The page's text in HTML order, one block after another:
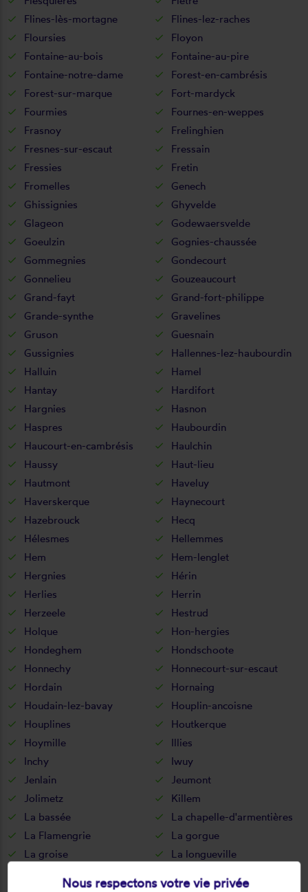
Flines-lès-mortagne
Flines-lez-raches
Floursies
Floyon
Fontaine-au-bois
Fontaine-au-pire
Fontaine-notre-dame
Forest-en-cambrésis
Forest-sur-marque
Fort-mardyck
Fourmies
Fournes-en-weppes
Frasnoy
Frelinghien
Fresnes-sur-escaut
Fressain
Fressies
Fretin
Fromelles
Genech
Ghissignies
Ghyvelde
Glageon
Godewaersvelde
Goeulzin
Gognies-chaussée
Gommegnies
Gondecourt
Gonnelieu
Gouzeaucourt
Grand-fayt
Grand-fort-philippe
Grande-synthe
Gravelines
Gruson
Guesnain
Gussignies
Hallennes-lez-haubourdin
Halluin
Hamel
Hantay
Hardifort
Hargnies
Hasnon
Haspres
Haubourdin
Haucourt-en-cambrésis
Haulchin
Haussy
Haut-lieu
Hautmont
Haveluy
Haverskerque
Haynecourt
Hazebrouck
Hecq
Hélesmes
Hellemmes
Hem
Hem-lenglet
Hergnies
Hérin
Herlies
Herrin
Herzeele
Hestrud
Holque
Hon-hergies
Hondeghem
Hondschoote
Honnechy
Honnecourt-sur-escaut
Hordain
Hornaing
Houdain-lez-bavay
Houplin-ancoisne
Houplines
Houtkerque
Hoymille
Illies
Inchy
Iwuy
Jenlain
Jeumont
Jolimetz
Killem
La bassée
La chapelle-d'armentières
La Flamengrie
La gorgue
La groise
La longueville
Nous respectons votre vie privée